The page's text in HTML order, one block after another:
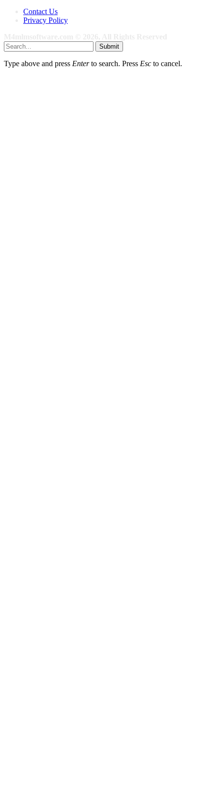
Contact Us
Privacy Policy
Submit
Type above and press Enterto search. Press Esc to cancel.